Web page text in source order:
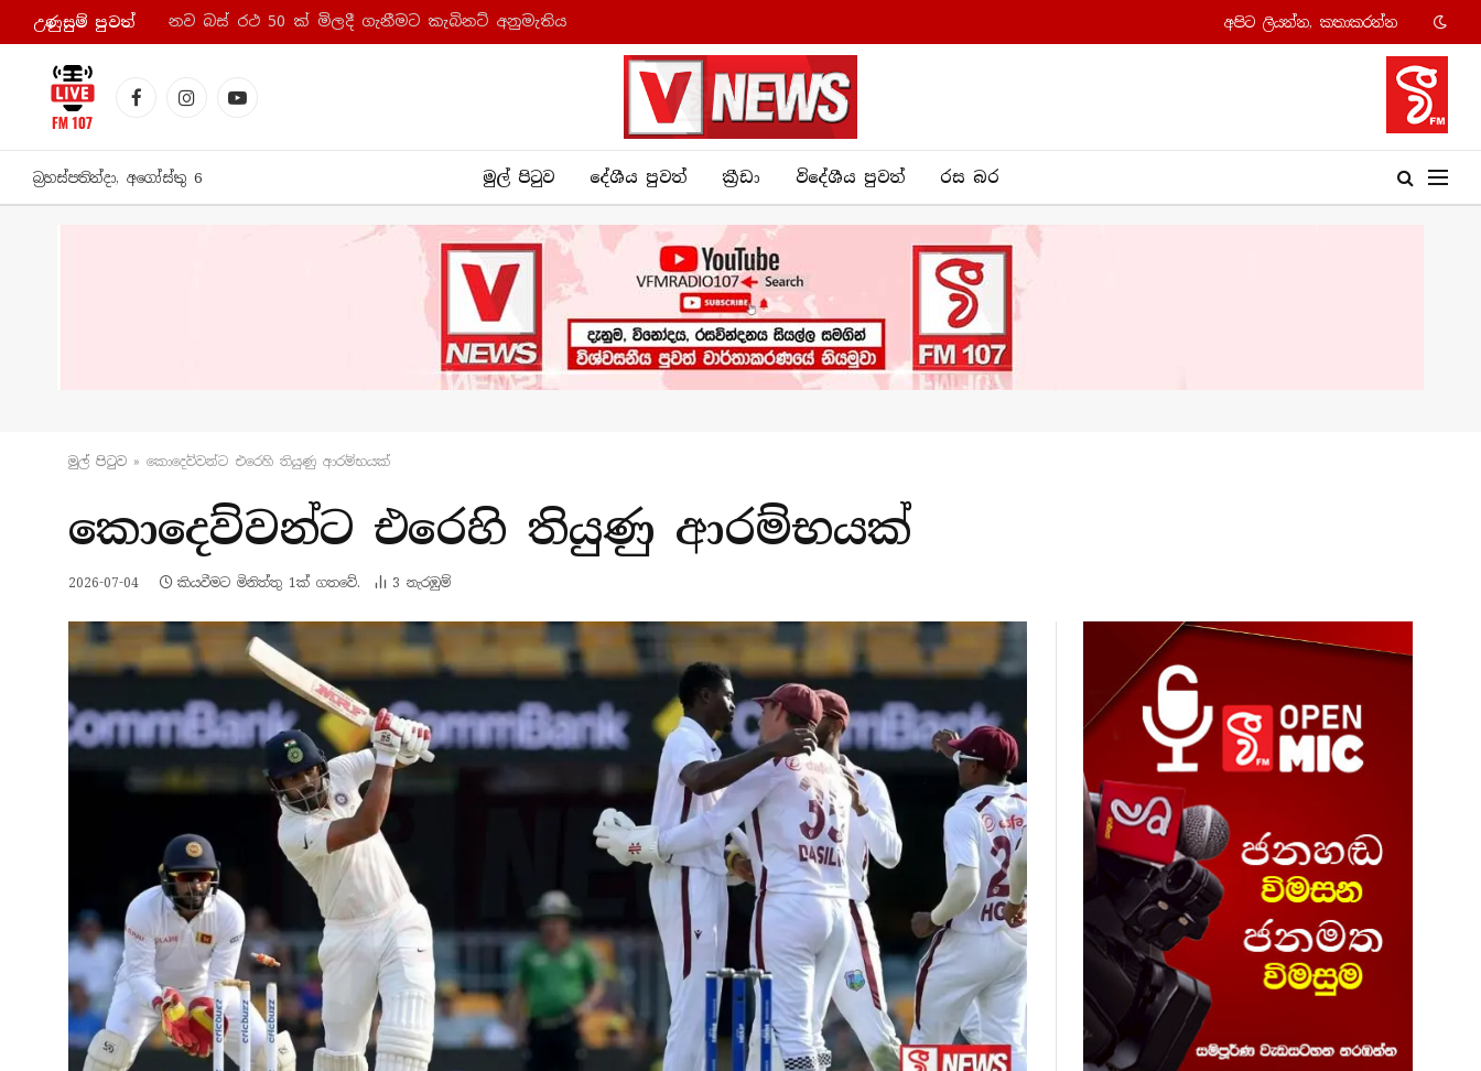
උණුසුම් පුව​ත් නව බස් රථ 50 ක් මිලදී ගැනීමට කැබිනට් අනුමැතිය අපි​ට ලියන්න, කතාකරන්​න
FacebookInstagramYouTube
බ්‍රහස්පතින්දා, අගෝස්තු 6 මුල් පිටුව දේශීය පුව​ත් ක්‍රී​ඩා විදේශීය පුවත් රස බ​ර
මුල් පිටු​ව » කොදෙව්වන්ට එරෙහි තියුණු ආරම්භයක්
කොදෙව්වන්ට එරෙහි තියුණු ආරම්භයක්
2026-07-04 කියවීමට මිනිත්තු 1ක් ගතවේ. 3 නැරඹු​ම්